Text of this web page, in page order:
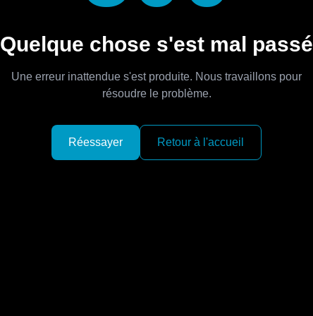
Quelque chose s'est mal passé
Une erreur inattendue s'est produite. Nous travaillons pour
résoudre le problème.
Réessayer Retour à l'accueil